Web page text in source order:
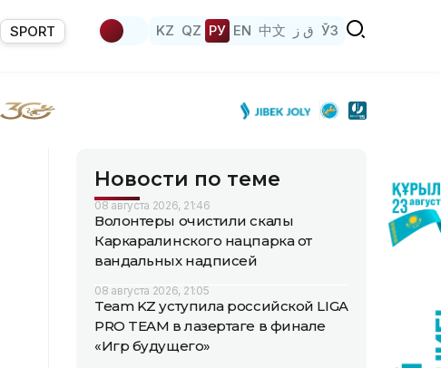
SPORT KZ QZ РУ EN 中文 ق ز ЎЗ
Новости по теме
08 августа 2026, 21:46
Волонтеры очистили скалы
Каркаралинского нацпарка от
вандальных надписей
08 августа 2026, 21:05
Team KZ уступила российской LIGA
PRO TEAM в лазертаге в финале
«Игр будущего»